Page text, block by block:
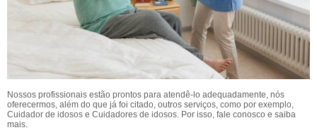
Nossos profissionais estão prontos para atendê-lo adequadamente, nós
oferecermos, além do que já foi citado, outros serviços, como por exemplo,
Cuidador de idosos e Cuidadores de idosos. Por isso, fale conosco e saiba
mais.